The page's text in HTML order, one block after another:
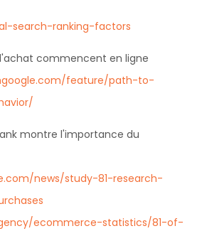
search-ranking-factors
commencent en ligne
feature/path-to-
montre l'importance du
news/study-81-research-
ecommerce-statistics/81-of-